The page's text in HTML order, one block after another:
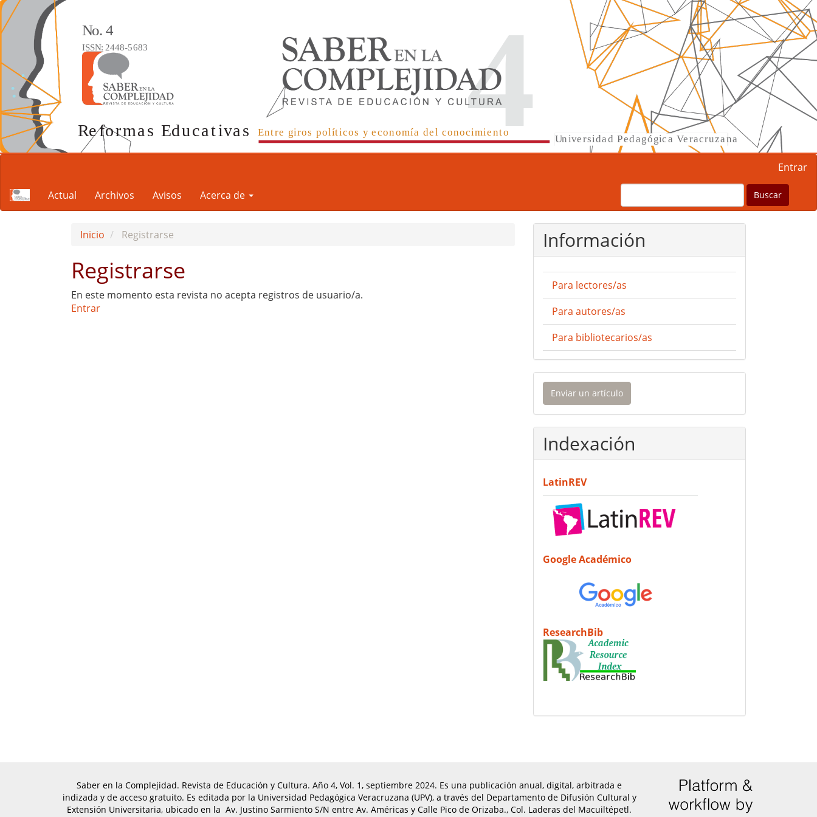
Contenido
principal
Barra
Entrar
Actual Archivos Avisos Acerca de Buscar
Inicio Registrarse
Registrarse
En este momento esta revista no acepta registros de usuario/a.
Entrar
Información
Para lectores/as
Para autores/as
Para bibliotecarios/as
Enviar
un
artículo
Enviar un artículo
Indexación
LatinREV
Google Académico
ResearchBib
Saber en la Complejidad. Revista de Educación y Cultura. Año 4, Vol. 1, septiembre 2024. Es una publicación anual, digital, arbitrada e
indizada y de acceso gratuito. Es editada por ​la Universidad Pedagógica Veracruzana (UPV), a través del Departamento de Difusión Cultural y
Extensión Universitaria, ubicado en la Av. Justino Sarmiento S/N entre Av. Américas y Calle Pico de Orizaba., Col. Laderas del Macuiltépetl.